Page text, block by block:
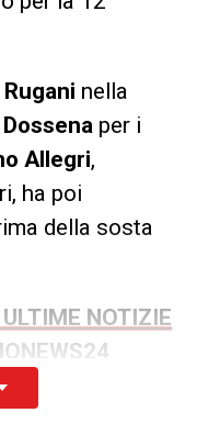
nella
Dossena per i
Allegri,
ha poi
della sosta
NOTIZIE